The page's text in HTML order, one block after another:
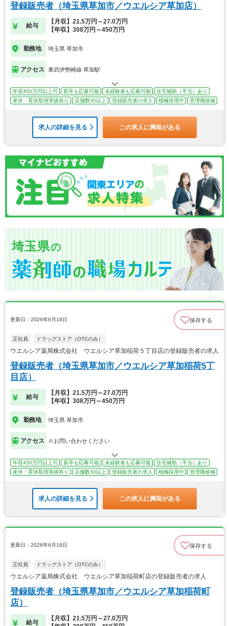
登録販売者（埼玉県草加市／ウエルシア草加店）
給与
【月収】21.5万円～27.0万円
【年収】308万円～450万円
勤務地 埼玉県 草加市
アクセス 東武伊勢崎線 草加駅
年収450万円以上可 新卒も応募可能 未経験者も応募可能
住宅補助（手当）あり
産休・育休取得実績有り
店舗数30以上 登録販売者の求人 積極採用中 管理職候補
求人の詳細を見る この求人に興味がある
埼玉県の
更新日：2026年6月18日 保存する
正社員 ドラッグストア（OTCのみ）
ウエルシア薬局株式会社 ウエルシア草加稲荷５丁目店の登録販売者の求人
登録販売者（埼玉県草加市／ウエルシア草加稲荷5丁
目店）
給与
【月収】21.5万円～27.0万円
【年収】308万円～450万円
勤務地 埼玉県 草加市
アクセス ※お問い合わせください
年収450万円以上可 新卒も応募可能 未経験者も応募可能
住宅補助（手当）あり
産休・育休取得実績有り
店舗数30以上 登録販売者の求人 積極採用中 管理職候補
求人の詳細を見る この求人に興味がある
更新日：2026年6月18日 保存する
正社員 ドラッグストア（OTCのみ）
ウエルシア薬局株式会社 ウエルシア草加稲荷町店の登録販売者の求人
登録販売者（埼玉県草加市／ウエルシア草加稲荷町
店）
給与
【月収】21.5万円～27.0万円